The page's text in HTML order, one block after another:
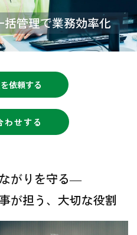
管理で業務効率化
依頼する
わせする
がりを守る―
が担う、大切な役割